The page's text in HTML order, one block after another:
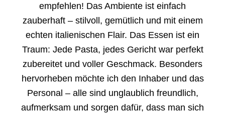
empfehlen! Das Ambiente ist einfach
zauberhaft – stilvoll, gemütlich und mit einem
echten italienischen Flair. Das Essen ist ein
Traum: Jede Pasta, jedes Gericht war perfekt
zubereitet und voller Geschmack. Besonders
hervorheben möchte ich den Inhaber und das
Personal – alle sind unglaublich freundlich,
aufmerksam und sorgen dafür, dass man sich